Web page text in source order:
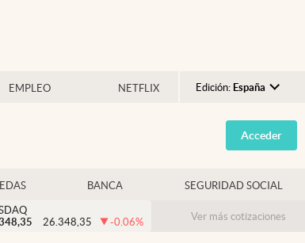
EMPLEO NETFLIX Edición: España
Argentina
España
USA
Colombia
Acceder
BANCA SEGURIDAD SOCIAL
26.348,35 -0.06% Ver más cotizaciones